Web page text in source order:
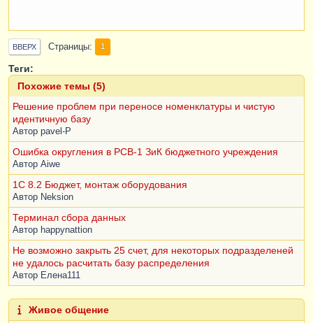
ВВЕРХ Страницы 1
Теги:
Похожие темы (5)
Решение проблем при переносе номенклатуры и чистую
идентичную базу
Автор pavel-P
Ошибка округления в РСВ-1 ЗиК бюджетного учреждения
Автор Aiwe
1C 8.2 Бюджет, монтаж оборудования
Автор Neksion
Терминал сбора данных
Автор happynattion
Не возможно закрыть 25 счет, для некоторых подразделеней
не удалось расчитать базу распределения
Автор Елена111
Живое общение